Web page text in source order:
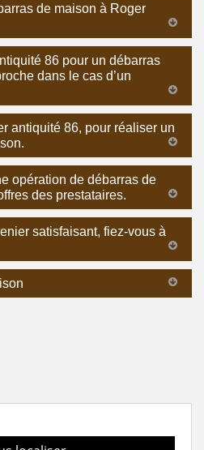
de maison à Roger
86 pour un débarras
dans le cas d’un
antiquité 86, pour réaliser un
opération de débarras de
des prestataires.
satisfaisant, fiez-vous à